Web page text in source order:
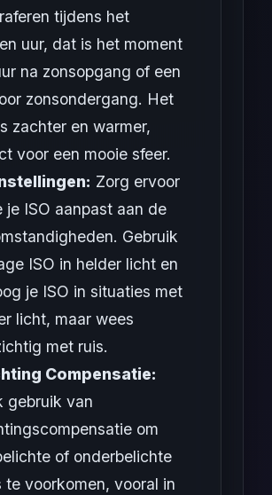
tijdens het
uur, dat is het moment
na zonsopgang of een
zonsondergang. Het
zachter en warmer,
voor een mooie sfeer.
Zorg ervoor
je ISO aanpast aan de
Gebruik
ISO in helder licht en
je ISO in situaties met
licht, maar wees
met ruis.
Compensatie:
gebruik van
om
of onderbelichte
te voorkomen, vooral in